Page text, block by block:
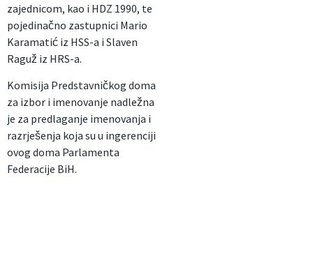
zajednicom, kao i HDZ 1990, te
pojedinačno zastupnici Mario
Karamatić iz HSS-a i Slaven
Raguž iz HRS-a.
Komisija Predstavničkog doma
za izbor i imenovanje nadležna
je za predlaganje imenovanja i
razrješenja koja su u ingerenciji
ovog doma Parlamenta
Federacije BiH.